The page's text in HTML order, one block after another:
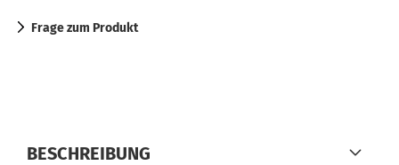
Frage zum Produkt
BESCHREIBUNG